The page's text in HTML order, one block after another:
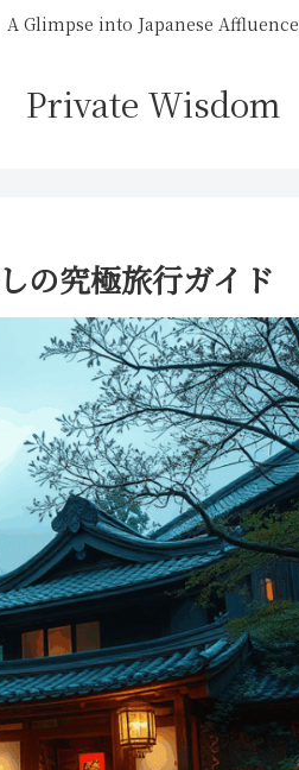
A Glimpse into Japanese Affluence
Private Wisdom
の究極旅行ガイド